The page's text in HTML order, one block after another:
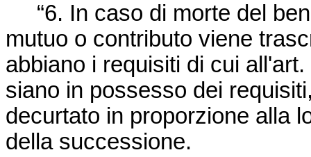
“6. In caso di morte del
mutuo o contributo viene
abbiano i requisiti di cui
siano in possesso dei
decurtato in proporzione alla
della successione.